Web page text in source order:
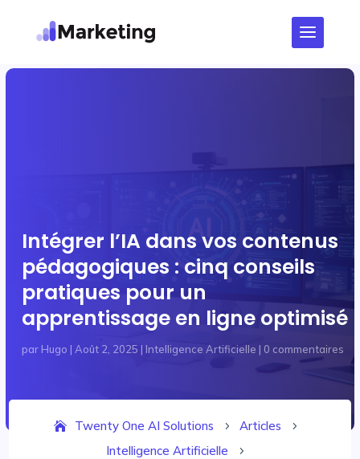
Intégrer l’IA dans vos contenus
pédagogiques : cinq conseils
pratiques pour un
apprentissage en ligne optimisé
par Hugo | Août 2, 2025 | Intelligence Artificielle | 0 commentaires
Twenty One AI Solutions 5 Articles 5
Intelligence Artificielle 5